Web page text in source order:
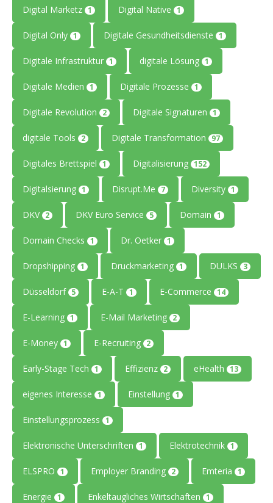
Digital Marketz 1 Digital Native 1
Digital Only 1 Digitale Gesundheitsdienste 1
Digitale Infrastruktur 1 digitale Lösung 1
Digitale Medien 1 Digitale Prozesse 1
Digitale Revolution 2 Digitale Signaturen 1
digitale Tools 2 Digitale Transformation 97
Digitales Brettspiel 1 Digitalisierung 152
Digitalsierung 1 Disrupt.Me 7 Diversity 1
DKV 2 DKV Euro Service 5 Domain 1
Domain Checks 1 Dr. Oetker 1
Dropshipping 1 Druckmarketing 1 DULKS 3
Düsseldorf 5 E-A-T 1 E-Commerce 14
E-Learning 1 E-Mail Marketing 2
E-Money 1 E-Recruiting 2
Early-Stage Tech 1 Effizienz 2 eHealth 13
eigenes Interesse 1 Einstellung 1
Einstellungsprozess 1
Elektronische Unterschriften 1 Elektrotechnik 1
ELSPRO 1 Employer Branding 2 Emteria 1
Energie 1 Enkeltaugliches Wirtschaften 1